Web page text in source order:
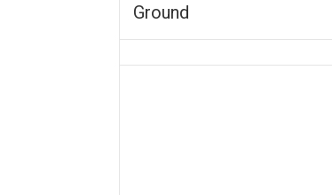
Ground